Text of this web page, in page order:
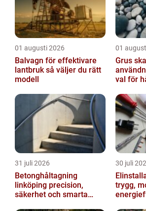
01 augusti 2026
Balvagn för effektivare
lantbruk så väljer du rätt
modell
01
Grus
val för
31 juli 2026
Betonghåltagning
linköping precision,
säkerhet och smarta
30 juli
trygg,